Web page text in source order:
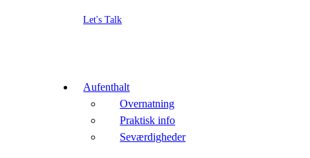
Let's Talk
Aufenthalt
Overnatning
Praktisk info
Seværdigheder